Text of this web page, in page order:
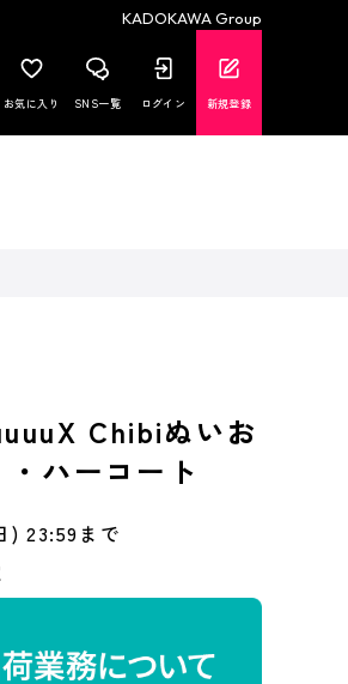
KADOKAWA Group
お気に入り SNS一覧 ログイン 新規登録
Chibiぬいお
ハーコート
) 23:59まで